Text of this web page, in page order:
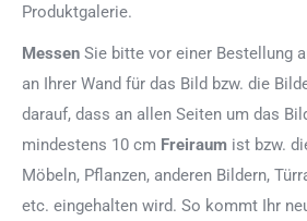
Produktgalerie.
Messen Sie bitte vor einer Bestellung
an Ihrer Wand für das Bild bzw. die
darauf, dass an allen Seiten um das
mindestens 10 cm Freiraum ist bzw.
Möbeln, Pflanzen, anderen Bildern,
etc. eingehalten wird. So kommt Ihr